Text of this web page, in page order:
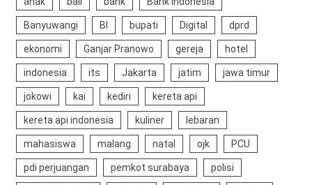
Banyuwangi BI bupati Digital dprd
ekonomi Ganjar Pranowo gereja hotel
indonesia its Jakarta jatim jawa timur
jokowi kai kediri kereta api
kereta api indonesia kuliner lebaran
mahasiswa malang natal ojk PCU
pdi perjuangan pemkot surabaya polisi